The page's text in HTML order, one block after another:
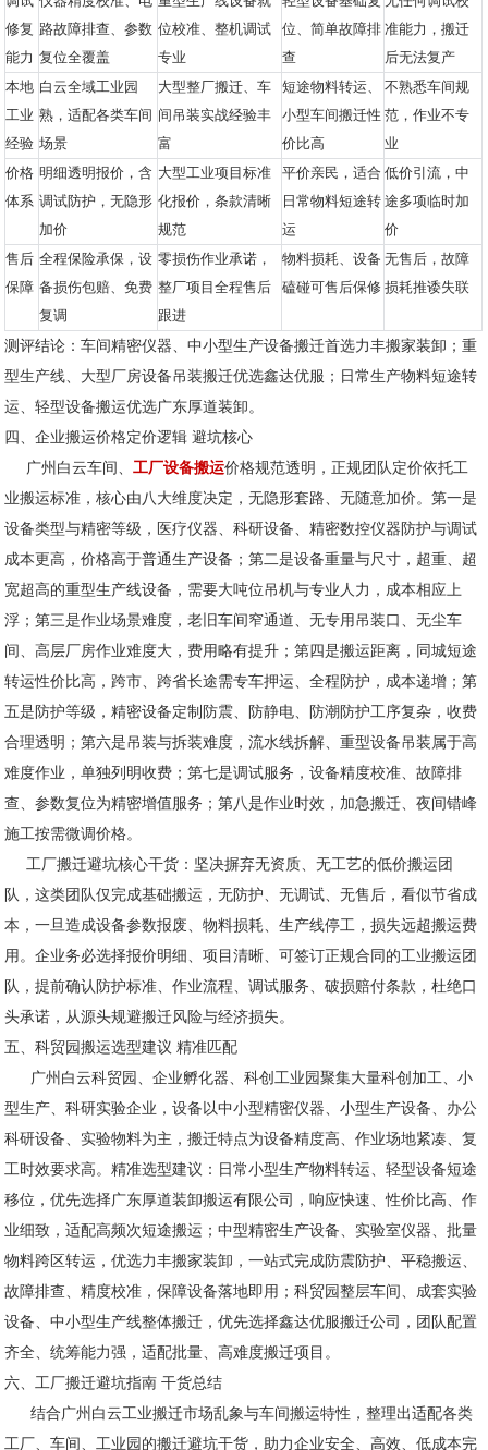
修复
能力
路故障排查、参数
复位全覆盖
位校准、整机调试
专业
位、简单故障排
查
准能力，搬迁
后无法复产
本地
工业
经验
白云全域工业园
熟，适配各类车间
场景
大型整厂搬迁、车
间吊装实战经验丰
富
短途物料转运、
小型车间搬迁性
价比高
不熟悉车间规
范，作业不专
业
价格
体系
明细透明报价，含
调试防护，无隐形
加价
大型工业项目标准
化报价，条款清晰
规范
平价亲民，适合
日常物料短途转
运
低价引流，中
途多项临时加
价
售后
保障
全程保险承保，设
备损伤包赔、免费
复调
零损伤作业承诺，
整厂项目全程售后
跟进
物料损耗、设备
磕碰可售后保修
无售后，故障
损耗推诿失联
测评结论：车间精密仪器、中小型生产设备搬迁首选力丰搬家装卸；重
型生产线、大型厂房设备吊装搬迁优选鑫达优服；日常生产物料短途转
运、轻型设备搬运优选广东厚道装卸。
四、企业搬运价格定价逻辑 避坑核心
广州白云车间、工厂设备搬运价格规范透明，正规团队定价依托工
业搬运标准，核心由八大维度决定，无隐形套路、无随意加价。第一是
设备类型与精密等级，医疗仪器、科研设备、精密数控仪器防护与调试
成本更高，价格高于普通生产设备；第二是设备重量与尺寸，超重、超
宽超高的重型生产线设备，需要大吨位吊机与专业人力，成本相应上
浮；第三是作业场景难度，老旧车间窄通道、无专用吊装口、无尘车
间、高层厂房作业难度大，费用略有提升；第四是搬运距离，同城短途
转运性价比高，跨市、跨省长途需专车押运、全程防护，成本递增；第
五是防护等级，精密设备定制防震、防静电、防潮防护工序复杂，收费
合理透明；第六是吊装与拆装难度，流水线拆解、重型设备吊装属于高
难度作业，单独列明收费；第七是调试服务，设备精度校准、故障排
查、参数复位为精密增值服务；第八是作业时效，加急搬迁、夜间错峰
施工按需微调价格。
工厂搬迁避坑核心干货：坚决摒弃无资质、无工艺的低价搬运团
队，这类团队仅完成基础搬运，无防护、无调试、无售后，看似节省成
本，一旦造成设备参数报废、物料损耗、生产线停工，损失远超搬运费
用。企业务必选择报价明细、项目清晰、可签订正规合同的工业搬运团
队，提前确认防护标准、作业流程、调试服务、破损赔付条款，杜绝口
头承诺，从源头规避搬迁风险与经济损失。
五、科贸园搬运选型建议 精准匹配
广州白云科贸园、企业孵化器、科创工业园聚集大量科创加工、小
型生产、科研实验企业，设备以中小型精密仪器、小型生产设备、办公
科研设备、实验物料为主，搬迁特点为设备精度高、作业场地紧凑、复
工时效要求高。精准选型建议：日常小型生产物料转运、轻型设备短途
移位，优先选择广东厚道装卸搬运有限公司，响应快速、性价比高、作
业细致，适配高频次短途搬运；中型精密生产设备、实验室仪器、批量
物料跨区转运，优选力丰搬家装卸，一站式完成防震防护、平稳搬运、
故障排查、精度校准，保障设备落地即用；科贸园整层车间、成套实验
设备、中小型生产线整体搬迁，优先选择鑫达优服搬迁公司，团队配置
齐全、统筹能力强，适配批量、高难度搬迁项目。
六、工厂搬迁避坑指南 干货总结
结合广州白云工业搬迁市场乱象与车间搬运特性，整理出适配各类
工厂、车间、工业园的搬迁避坑干货，助力企业安全、高效、低成本完